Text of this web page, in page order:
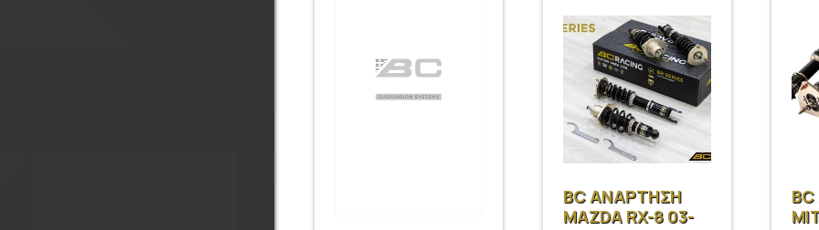
BC ΑΝΑΡΤΗΣΗ
MAZDA RX-8 03-